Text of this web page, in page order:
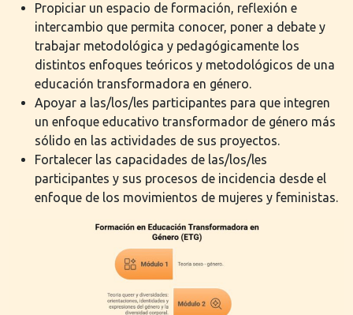
Propiciar un espacio de formación, reflexión e
intercambio que permita conocer, poner a debate y
trabajar metodológica y pedagógicamente los
distintos enfoques teóricos y metodológicos de una
educación transformadora en género.
Apoyar a las/los/les participantes para que integren
un enfoque educativo transformador de género más
sólido en las actividades de sus proyectos.
Fortalecer las capacidades de las/los/les
participantes y sus procesos de incidencia desde el
enfoque de los movimientos de mujeres y feministas.